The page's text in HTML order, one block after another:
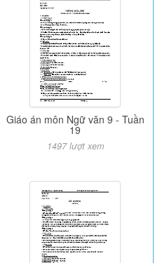
Giáo án môn Ngữ văn 9 - Tuần
19
1497 lượt xem